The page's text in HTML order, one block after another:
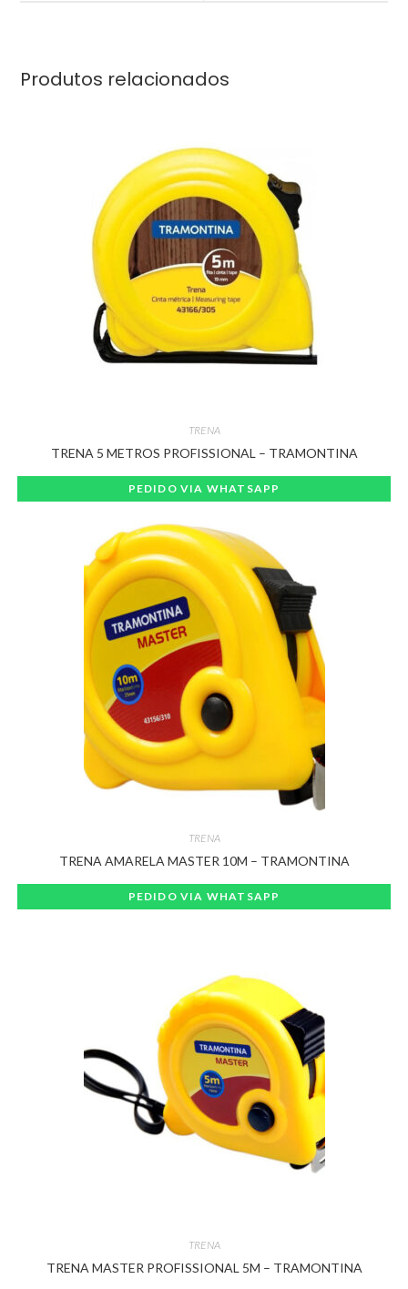
Produtos relacionados
TRENA
TRENA 5 METROS PROFISSIONAL – TRAMONTINA
PEDIDO VIA WHATSAPP
TRENA
TRENA AMARELA MASTER 10M – TRAMONTINA
PEDIDO VIA WHATSAPP
TRENA
TRENA MASTER PROFISSIONAL 5M – TRAMONTINA